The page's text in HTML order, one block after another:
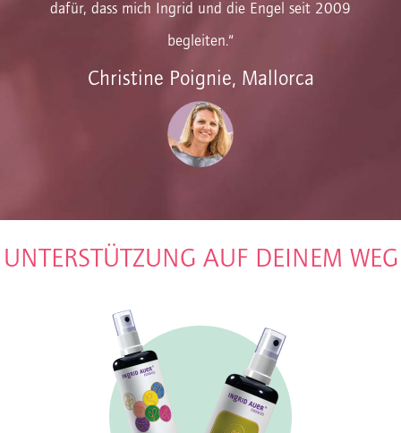
dafür, dass mich Ingrid und die Engel seit 2009
begleiten.“
Christine Poignie, Mallorca
UNTERSTÜTZUNG AUF DEINEM WEG